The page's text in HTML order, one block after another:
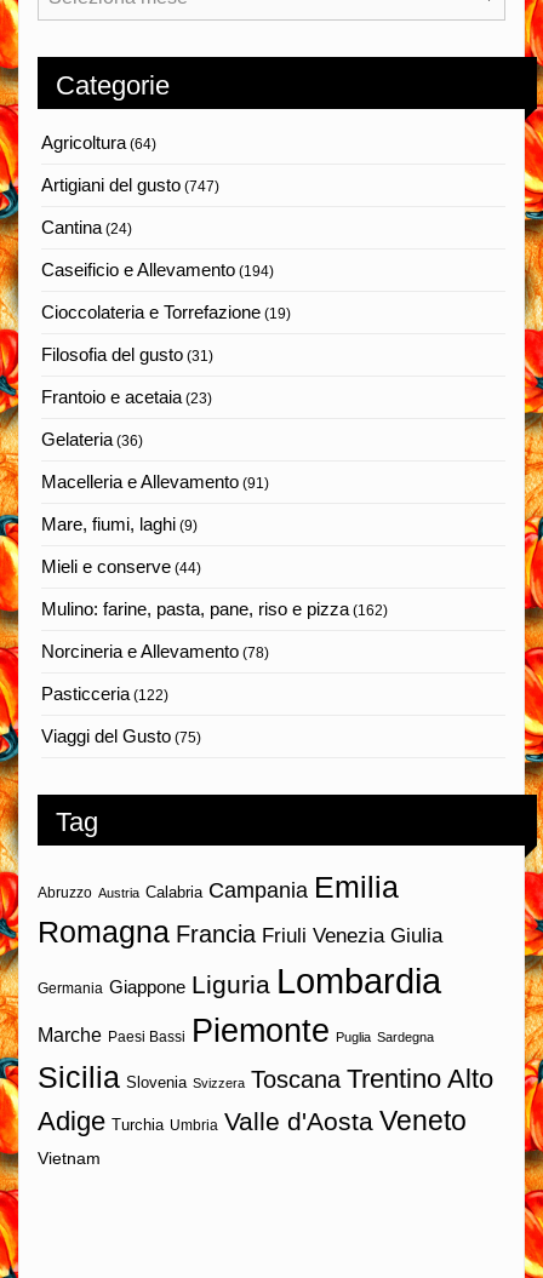
Categorie
Agricoltura(64)
Artigiani del gusto (747)
Cantina(24)
Caseificio e Allevamento (194)
Cioccolateria e Torrefazione (19)
Filosofia del gusto (31)
Frantoio e acetaia(23)
Gelateria(36)
Macelleria e Allevamento (91)
Mare, fiumi, laghi (9)
Mieli e conserve (44)
Mulino: farine, pasta, pane, riso e pizza(162)
Norcineria e Allevamento (78)
Pasticceria(122)
Viaggi del Gusto (75)
Tag
Abruzzo Austria Calabria Campania Emilia
Romagna Francia Friuli Venezia Giulia
Germania Giappone Liguria Lombardia
Marche Paesi Bassi Piemonte Puglia Sardegna
Sicilia Slovenia Svizzera Toscana Trentino Alto
Adige Turchia Umbria Valle d'Aosta Veneto
Vietnam